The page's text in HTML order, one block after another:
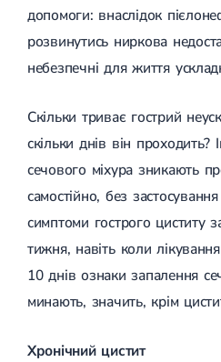
Цукровий діабет 1 типу
Цукровий діабет 2 типу
Нецукровий діабет
Школа діабету
Дифузний токсичний зоб
Дифузний зоб
Тиреоїдит
Аутоиммунный тиреоидит
Хронічний тиреоїдит
Гіпотиреоз
Хвороба Іценко-Кушинга
Гіпоталамічний синдром
Метаболічний синдром
допомоги: внаслідок
розвинутись ниркова
небезпечні для життя
Скільки триває гострий
скільки днів він проходить?
сечового міхура зникають
самостійно, без
симптоми гострого циститу
тижня, навіть коли
10 днів ознаки запалення
минають, значить, крім
Хронічний цистит